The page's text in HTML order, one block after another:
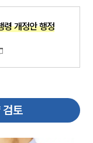
령 개정안 행정
검토